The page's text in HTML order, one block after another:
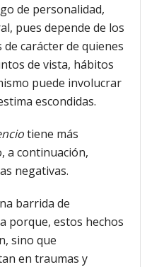
de personalidad,
pues depende de los
carácter de quienes
de vista, hábitos
puede involucrar
escondidas.
tiene más
a continuación,
negativas.
barrida de
porque, estos hechos
sino que
en traumas y